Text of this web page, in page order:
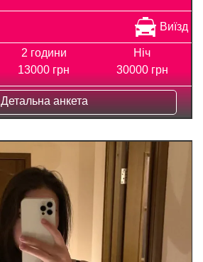
Виїзд
2 години
13000 грн
Ніч
30000 грн
Детальна анкета